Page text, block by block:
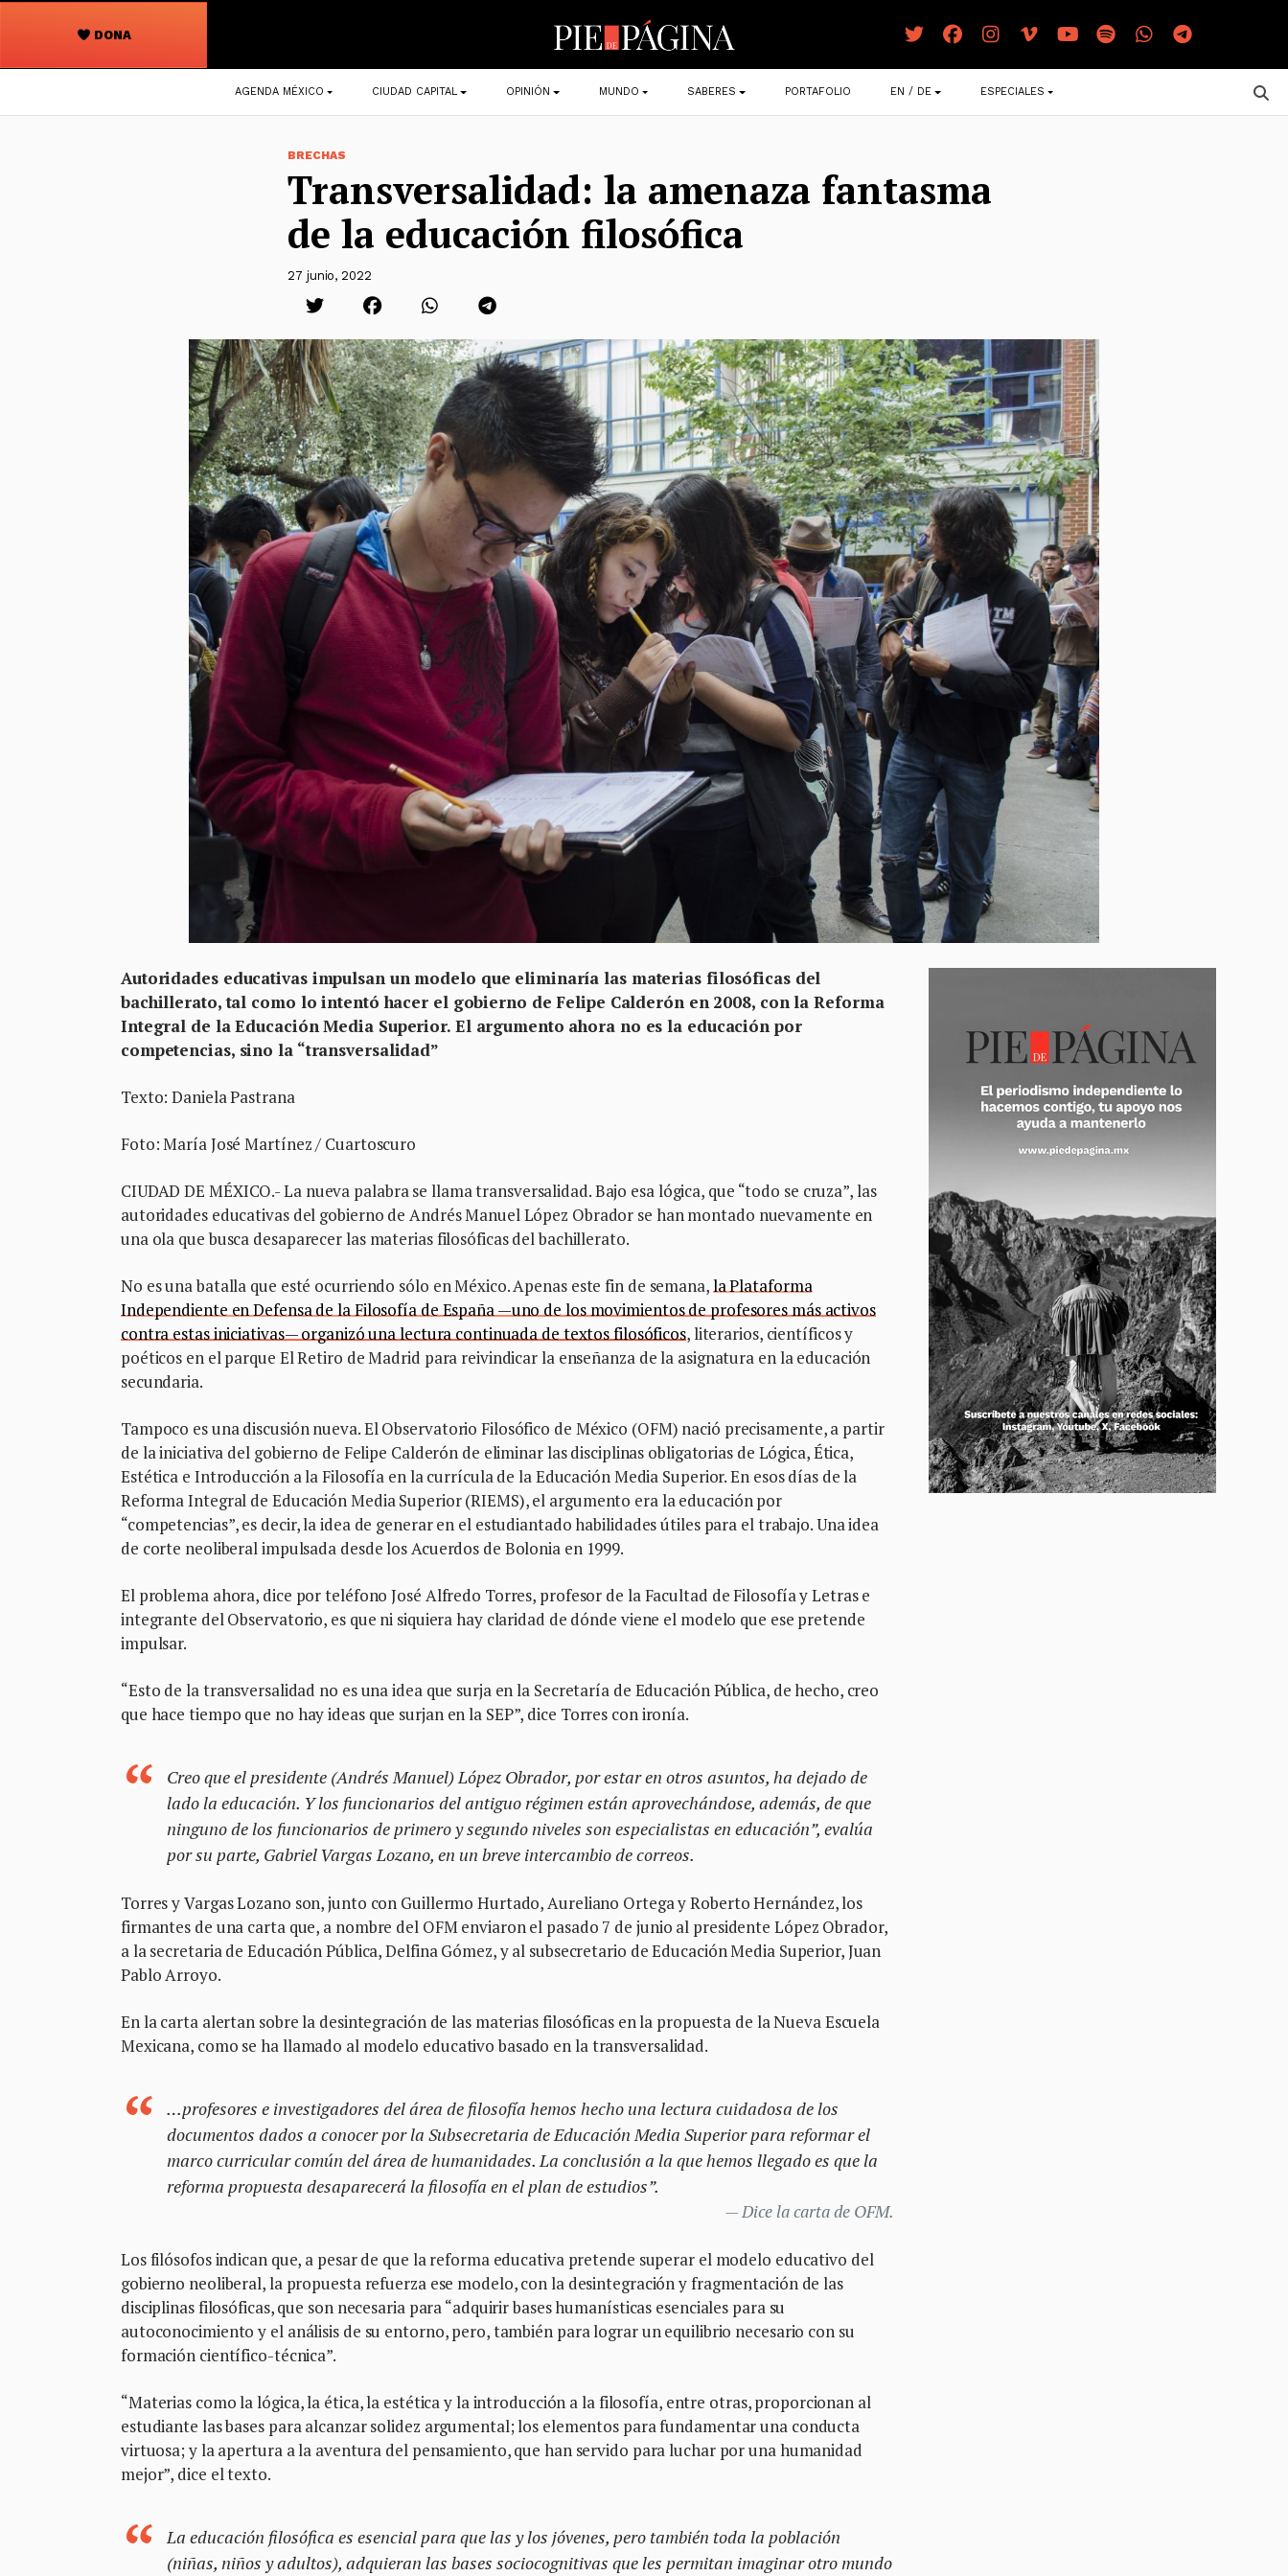
DONA
Navegación
principal
AGENDA MÉXICO CIUDAD CAPITAL OPINIÓN MUNDO SABERES PORTAFOLIO EN / DE ESPECIALES
BRECHAS
Transversalidad: la amenaza fantasma
de la educación filosófica
27 junio, 2022
Autoridades educativas impulsan un modelo que eliminaría las materias filosóficas del
bachillerato, tal como lo intentó hacer el gobierno de Felipe Calderón en 2008, con la Reforma
Integral de la Educación Media Superior. El argumento ahora no es la educación por
competencias, sino la “transversalidad”
Texto: Daniela Pastrana
Foto: María José Martínez / Cuartoscuro
CIUDAD DE MÉXICO.- La nueva palabra se llama transversalidad. Bajo esa lógica, que “todo se cruza”, las
autoridades educativas del gobierno de Andrés Manuel López Obrador se han montado nuevamente en
una ola que busca desaparecer las materias filosóficas del bachillerato.
No es una batalla que esté ocurriendo sólo en México. Apenas este fin de semana,la Plataforma
Independiente en Defensa de la Filosofía de España —uno de los movimientos de profesores más activos
contra estas iniciativas— organizó una lectura continuada de textos filosóficos, literarios, científicos y
poéticos en el parque El Retiro de Madrid para reivindicar la enseñanza de la asignatura en la educación
secundaria.
Tampoco es una discusión nueva. El Observatorio Filosófico de México (OFM) nació precisamente, a partir
de la iniciativa del gobierno de Felipe Calderón de eliminar las disciplinas obligatorias de Lógica, Ética,
Estética e Introducción a la Filosofía en la currícula de la Educación Media Superior. En esos días de la
Reforma Integral de Educación Media Superior (RIEMS), el argumento era la educación por
“competencias”, es decir, la idea de generar en el estudiantado habilidades útiles para el trabajo. Una idea
de corte neoliberal impulsada desde los Acuerdos de Bolonia en 1999.
El problema ahora, dice por teléfono José Alfredo Torres, profesor de la Facultad de Filosofía y Letras e
integrante del Observatorio, es que ni siquiera hay claridad de dónde viene el modelo que ese pretende
impulsar.
“Esto de la transversalidad no es una idea que surja en la Secretaría de Educación Pública, de hecho, creo
que hace tiempo que no hay ideas que surjan en la SEP”, dice Torres con ironía.
Creo que el presidente (Andrés Manuel) López Obrador, por estar en otros asuntos, ha dejado de
lado la educación. Y los funcionarios del antiguo régimen están aprovechándose, además, de que
ninguno de los funcionarios de primero y segundo niveles son especialistas en educación”, evalúa
por su parte, Gabriel Vargas Lozano, en un breve intercambio de correos.
Torres y Vargas Lozano son, junto con Guillermo Hurtado, Aureliano Ortega y Roberto Hernández, los
firmantes de una carta que, a nombre del OFM enviaron el pasado 7 de junio al presidente López Obrador,
a la secretaria de Educación Pública, Delfina Gómez, y al subsecretario de Educación Media Superior, Juan
Pablo Arroyo.
En la carta alertan sobre la desintegración de las materias filosóficas en la propuesta de la Nueva Escuela
Mexicana, como se ha llamado al modelo educativo basado en la transversalidad.
…profesores e investigadores del área de filosofía hemos hecho una lectura cuidadosa de los
documentos dados a conocer por la Subsecretaria de Educación Media Superior para reformar el
marco curricular común del área de humanidades. La conclusión a la que hemos llegado es que la
reforma propuesta desaparecerá la filosofía en el plan de estudios”.
Dice la carta de OFM.
Los filósofos indican que, a pesar de que la reforma educativa pretende superar el modelo educativo del
gobierno neoliberal, la propuesta refuerza ese modelo, con la desintegración y fragmentación de las
disciplinas filosóficas, que son necesaria para “adquirir bases humanísticas esenciales para su
autoconocimiento y el análisis de su entorno, pero, también para lograr un equilibrio necesario con su
formación científico-técnica”.
“Materias como la lógica, la ética, la estética y la introducción a la filosofía, entre otras, proporcionan al
estudiante las bases para alcanzar solidez argumental; los elementos para fundamentar una conducta
virtuosa; y la apertura a la aventura del pensamiento, que han servido para luchar por una humanidad
mejor”, dice el texto.
La educación filosófica es esencial para que las y los jóvenes, pero también toda la población
(niñas, niños y adultos), adquieran las bases sociocognitivas que les permitan imaginar otro mundo